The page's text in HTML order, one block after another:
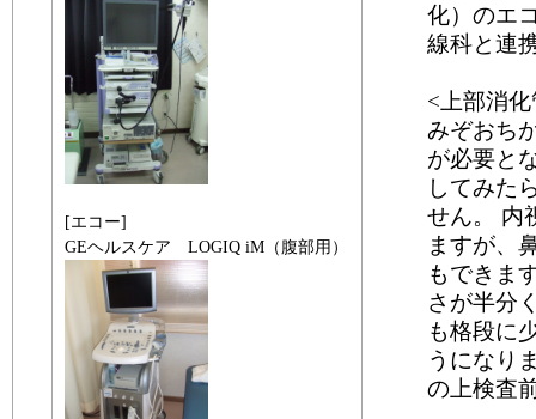
[エコー]
GEヘルスケア LOGIQ iM（腹部用）
化）のエ
線科と連
<上部消
みぞおち
が必要と
してみた
せん。 内
ますが、
もできま
さが半分
も格段に
うになり
の上検査